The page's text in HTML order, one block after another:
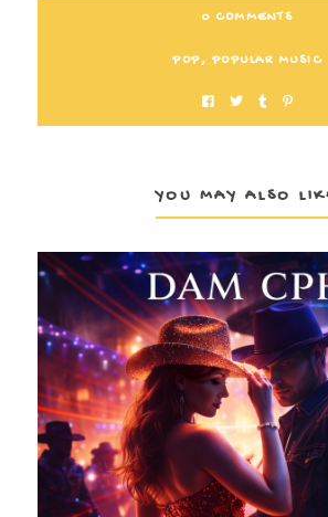
0 COMMENTS
POP, POPULAR MUSIC
YOU MAY ALSO